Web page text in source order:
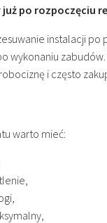
po rozpoczęciu
instalacji po
wykonaniu zabudów.
i często
warto mieć: